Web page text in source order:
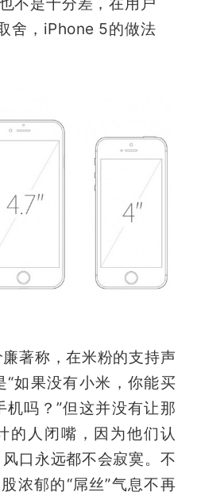
舍，iPhone 5的做法
著称，在米粉的支持声
“如果没有小米，你能买
吗？”但这并没有让那
的人闭嘴，因为他们认
口永远都不会寂寞。不
浓郁的“屌丝”气息不再